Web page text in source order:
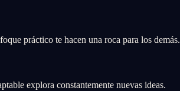
práctico te hacen una roca para los demás.
explora constantemente nuevas ideas.